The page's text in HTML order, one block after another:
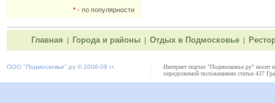
*- по популярности
Главная Города и районы Отдых в Подмосковье
ООО "Подмосковье" .ру © 2006-08 гг.
Интернет портал "Подмосковье.ру" носит
определяемой положениями статьи 437